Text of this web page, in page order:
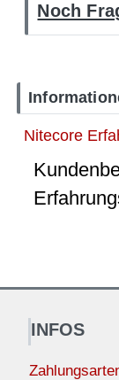
Noch
Nitecore
INFOS